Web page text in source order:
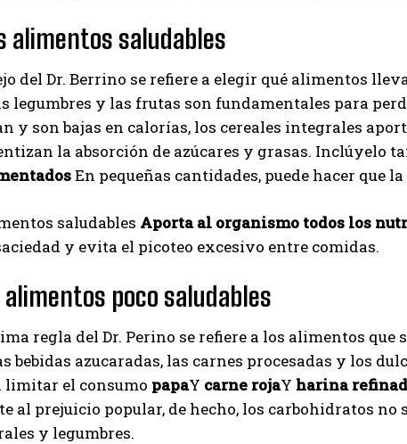
read and accept thePrivacy Policy
Izer
alimentos saludables
del Dr. Berrino se refiere a elegir qué alimentos
legumbres y las frutas son fundamentales para
y son bajas en calorías, los cereales integrales
la absorción de azúcares y grasas. Inclúyelo
En pequeñas cantidades, puede hacer que
saludables Aporta al organismo todos los
y evita el picoteo excesivo entre comidas.
poco saludables
regla del Dr. Perino se refiere a los alimentos que
bebidas azucaradas, las carnes procesadas y los
limitar el consumo papaY carne rojaY harina
al prejuicio popular, de hecho, los carbohidratos no
y legumbres.